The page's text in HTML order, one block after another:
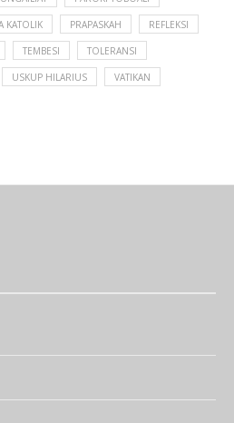
KATOLIK PRAPASKAH REFLEKSI
TEMBESI TOLERANSI
USKUP HILARIUS VATIKAN